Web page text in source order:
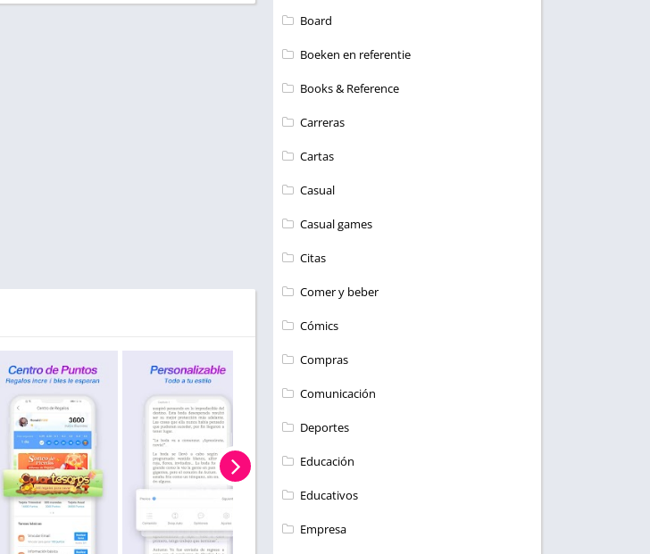
Board
Boeken en referentie
Books & Reference
Carreras
Cartas
Casual
Casual games
Citas
Comer y beber
Cómics
Compras
Comunicación
Deportes
Educación
Educativos
Empresa